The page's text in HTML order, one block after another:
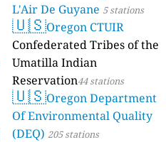
L'Air De Guyane 5 stations
🇺🇸Oregon CTUIR
Confederated Tribes of the
Umatilla Indian
Reservation44 stations
🇺🇸Oregon Department
Of Environmental Quality
(DEQ) 205 stations